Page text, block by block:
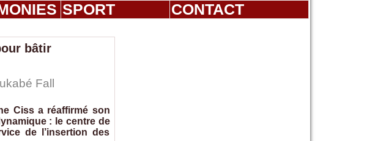
SPORT CONTACT
bâtir
Fall
Ciss a réaffirmé son
: le centre de
de l’insertion des